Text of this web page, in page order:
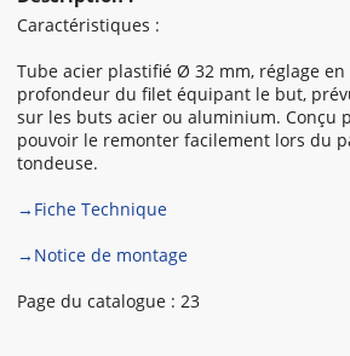
Caractéristiques :
Tube acier plastifié Ø 32 mm, réglage
profondeur du filet équipant le but,
sur les buts acier ou aluminium. Conçu
pouvoir le remonter facilement lors du
tondeuse.
→Fiche Technique
→Notice de montage
Page du catalogue : 23